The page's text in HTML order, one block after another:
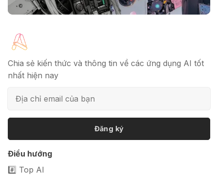
ảnh sản phẩm chuyên nghiệp
Chia sẻ kiến thức và thông tin về các ứng dụng AI tốt
nhất hiện nay
Đăng ký
Điều hướng
#️⃣ Top AI